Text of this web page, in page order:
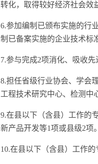
转化，取得较好经济社会效
6.参加编制已颁布实施的行
制已备案实施的企业技术标
7.参与完成2项消化、吸收
8.担任省级行业协会、学会
工程技术研究中心、检测中
9.在县以下（含县）工作的
新产品开发等1项或县级2项
10.在县以下（含县）工作